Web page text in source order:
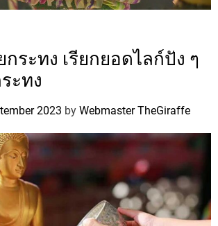
ระทง เรียกยอดไลก์ปัง ๆ
ะทง
2023 by Webmaster TheGiraffe